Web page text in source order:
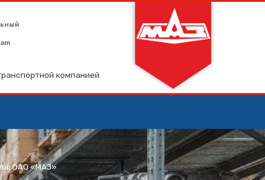
компанией
ОАО «МАЗ»